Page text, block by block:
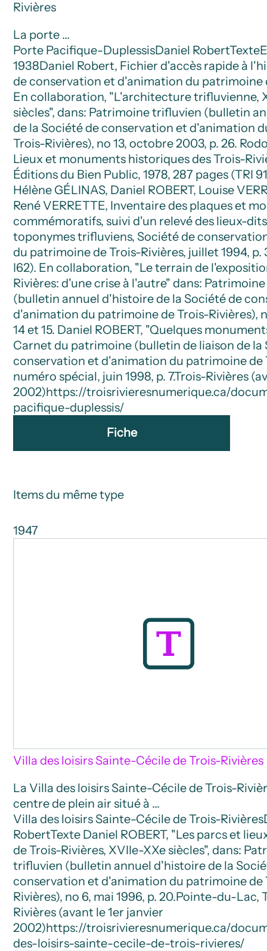
Rivières
La porte …
Porte Pacifique-DuplessisDaniel RobertTexte
1938Daniel Robert, Fichier d'accès rapide à
de conservation et d'animation du patrimoine
En collaboration, "L'architecture trifluvienne,
siècles", dans: Patrimoine trifluvien (bulletin
de la Société de conservation et d'animation
Trois-Rivières), no 13, octobre 2003, p. 26.
Lieux et monuments historiques des Trois-
Éditions du Bien Public, 1978, 287 pages (TRI
Hélène GÉLINAS, Daniel ROBERT, Louise
René VERRETTE, Inventaire des plaques et
commémoratifs, suivi d'un relevé des lieux-
toponymes trifluviens, Société de
du patrimoine de Trois-Rivières, juillet 1994, p.
I62). En collaboration, "Le terrain de
Rivières: d'une crise à l'autre" dans:
(bulletin annuel d'histoire de la Société de
d'animation du patrimoine de Trois-Rivières),
14 et 15. Daniel ROBERT, "Quelques
Carnet du patrimoine (bulletin de liaison de la
conservation et d'animation du patrimoine de
numéro spécial, juin 1998, p. 7.Trois-Rivières
2002)https://troisrivieresnumerique.ca/
pacifique-duplessis/
Fiche
Items du même type
1947
Villa des loisirs Sainte-Cécile de Trois-Rivières
La Villa des loisirs Sainte-Cécile de Trois-
centre de plein air situé à …
Villa des loisirs Sainte-Cécile de Trois-Rivières
RobertTexte Daniel ROBERT, "Les parcs et
de Trois-Rivières, XVIIe-XXe siècles", dans:
trifluvien (bulletin annuel d'histoire de la
conservation et d'animation du patrimoine de
Rivières), no 6, mai 1996, p. 20.Pointe-du-Lac,
Rivières (avant le 1er janvier
2002)https://troisrivieresnumerique.ca/
des-loisirs-sainte-cecile-de-trois-rivieres/